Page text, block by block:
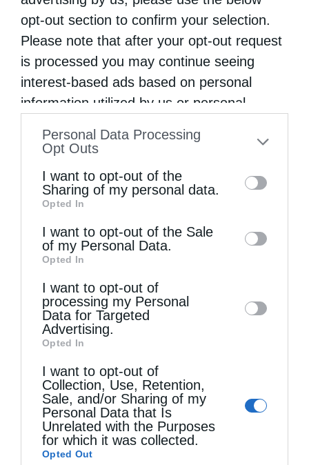
opt-out section to confirm your selection.
Please note that after your opt-out request
is processed you may continue seeing
interest-based ads based on personal
information utilized by us or personal
to your opt-out. You may separately opt-out
information by third parties on the IAB’s list
of downstream participants. This
information may also be disclosed by us to
third parties on theIAB’s List of
Downstream Participants
disclose it to other third parties.
Personal Data Processing
Opt Outs
I want to opt-out of the
Sharing of my personal data.
Opted In
I want to opt-out of the Sale
of my Personal Data.
Opted In
I want to opt-out of
processing my Personal
Data for Targeted
Advertising.
Opted In
I want to opt-out of
Collection, Use, Retention,
Sale, and/or Sharing of my
Personal Data that Is
Unrelated with the Purposes
for which it was collected.
Opted Out
Το κομποσχοίνι
Περί μητρότητος
Ο Άγιος Αστείος που, επί του Σταυρού, τον...